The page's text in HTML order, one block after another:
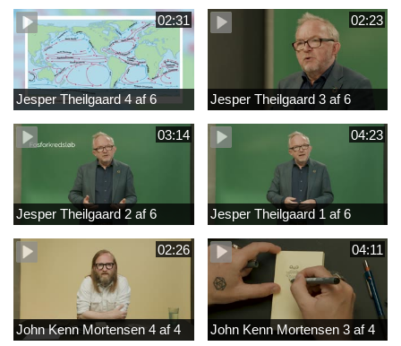
02:31
Jesper Theilgaard 4 af 6
02:23
Jesper Theilgaard 3 af 6
03:14
Jesper Theilgaard 2 af 6
04:23
Jesper Theilgaard 1 af 6
02:26
John Kenn Mortensen 4 af 4
04:11
John Kenn Mortensen 3 af 4